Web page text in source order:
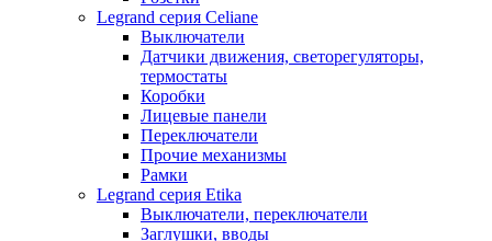
Legrand серия Celiane
Выключатели
Датчики движения, светорегуляторы,
термостаты
Коробки
Лицевые панели
Переключатели
Прочие механизмы
Рамки
Legrand серия Etika
Выключатели, переключатели
Заглушки, вводы